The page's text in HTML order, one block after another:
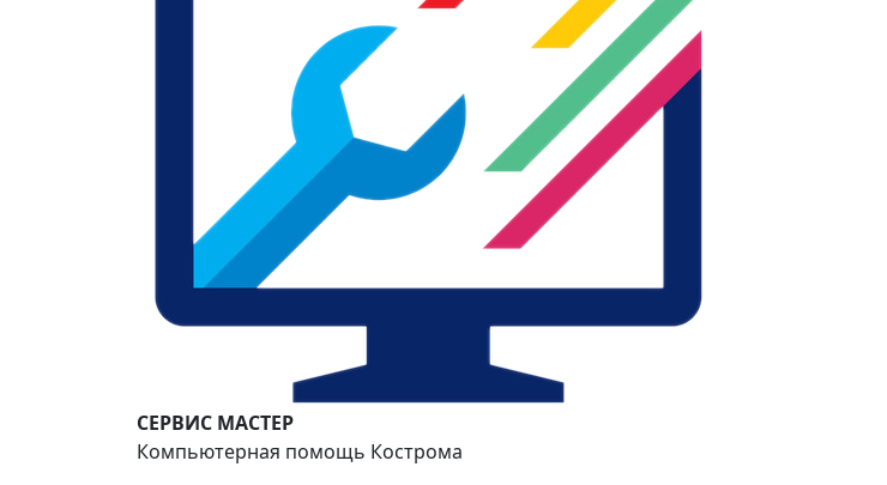
СЕРВИС МАСТЕР
Компьютерная помощь Кострома